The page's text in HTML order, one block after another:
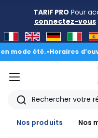
TARIF PRO Pour
connectez-vous
été.•Horaires d’ouverture
menu
Rechercher
Nos produits
Nos